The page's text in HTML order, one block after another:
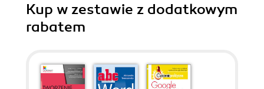
Kup w zestawie z dodatkowym
rabatem